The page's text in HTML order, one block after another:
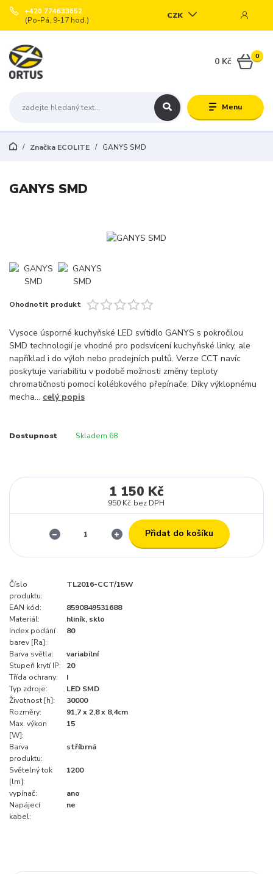
Menu
CZK
+420 774633652
(Po-Pá, 9-17 hod.)
0
0 Kč
Značka ECOLITE GANYS SMD
GANYS SMD
Ohodnotit produkt
Vysoce úsporné kuchyňské LED svítidlo GANYS s pokročilou
SMD technologií je vhodné pro podsvícení kuchyňské linky, ale
například i do výloh nebo prodejních pultů. Verze CCT navíc
poskytuje variabilitu v podobě možnosti změny teploty
chromatičnosti pomocí kolébkového přepínače. Díky výklopnému
mecha... celý popis
Dostupnost Skladem 68
1 150 Kč
950 Kč bez DPH
Přidat do košíku
Číslo
produktu:
TL2016-CCT/15W
EAN kód:
8590849531688
Materiál:
hliník, sklo
Index podání
barev [Ra]:
80
Barva světla:
variabilní
Stupeň krytí IP:
20
Třída ochrany:
I
Typ zdroje:
LED SMD
Životnost [h]:
30000
Rozměry:
91,7 x 2,8 x 8,4cm
Max. výkon
[W]:
15
Barva
produktu:
stříbrná
Světelný tok
[lm]:
1200
vypínač:
ano
Napájecí
kabel:
ne